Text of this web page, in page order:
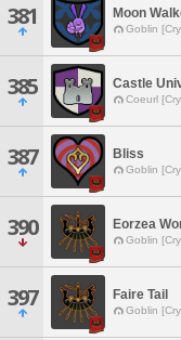
381 Moon
Goblin
385 Castle
Coeurl
387 Bliss
Goblin
390 Eorzea
Goblin
397 Faire Tail
Goblin